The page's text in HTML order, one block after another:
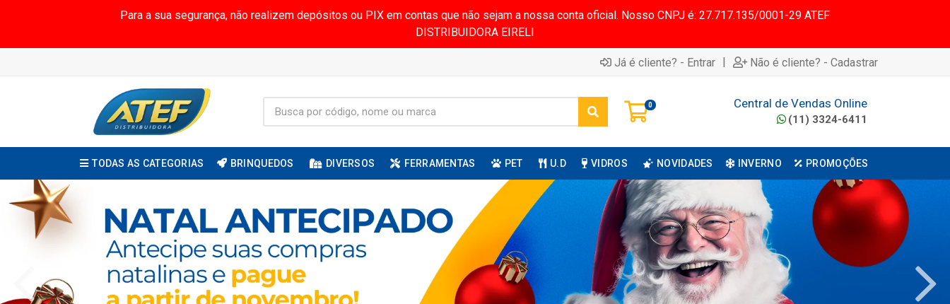
Para a sua segurança, não realizem depósitos ou PIX em contas que não sejam a nossa conta oficial. Nosso CNPJ é: 27.717.135/0001-29 ATEF
DISTRIBUIDORA EIRELI
Já é cliente? - Entrar | Não é cliente? - Cadastrar
0 Central de Vendas Online
(11) 3324-6411
TODAS AS CATEGORIAS BRINQUEDOS DIVERSOS FERRAMENTAS PET U.D VIDROS NOVIDADES INVERNO PROMOÇÕES